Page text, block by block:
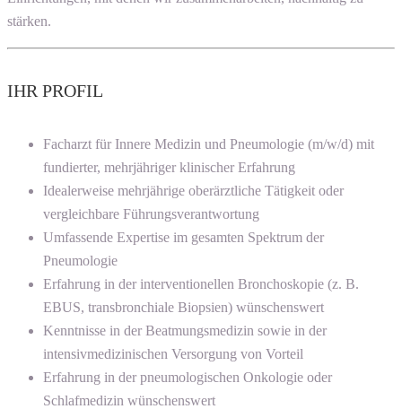
stärken.
IHR PROFIL
Facharzt für Innere Medizin und Pneumologie (m/w/d) mit
fundierter, mehrjähriger klinischer Erfahrung
Idealerweise mehrjährige oberärztliche Tätigkeit oder
vergleichbare Führungsverantwortung
Umfassende Expertise im gesamten Spektrum der
Pneumologie
Erfahrung in der interventionellen Bronchoskopie (z. B.
EBUS, transbronchiale Biopsien) wünschenswert
Kenntnisse in der Beatmungsmedizin sowie in der
intensivmedizinischen Versorgung von Vorteil
Erfahrung in der pneumologischen Onkologie oder
Schlafmedizin wünschenswert